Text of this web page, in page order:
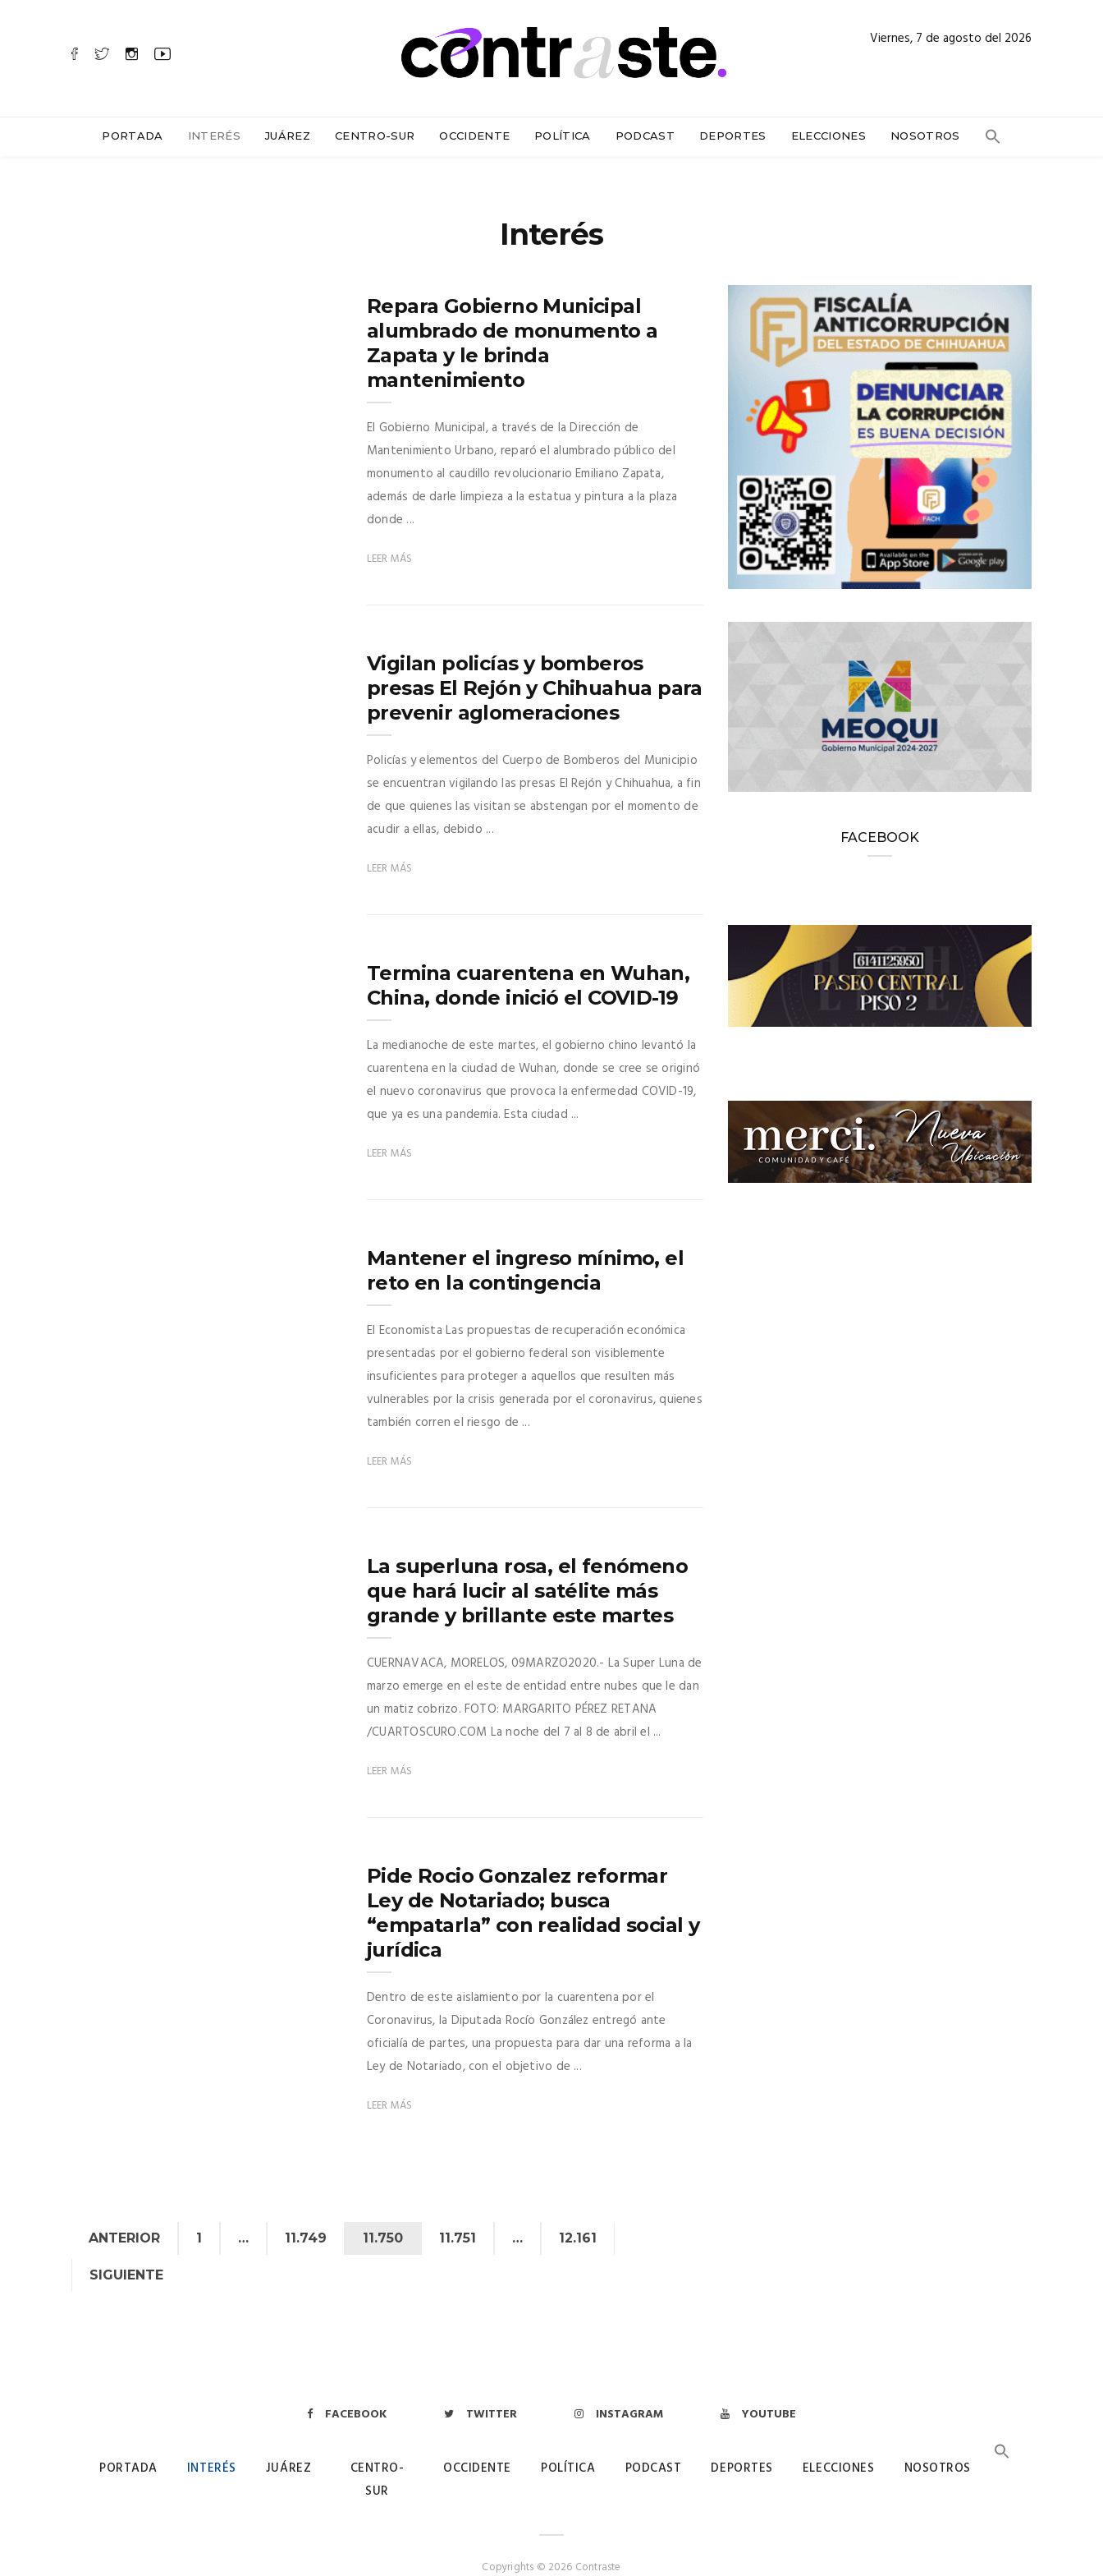
Viernes, 7 de agosto del 2026
PORTADA INTERÉS JUÁREZ CENTRO-SUR OCCIDENTE POLÍTICA PODCAST DEPORTES ELECCIONES NOSOTROS
Interés
Repara Gobierno Municipal
alumbrado de monumento a
Zapata y le brinda
mantenimiento
El Gobierno Municipal, a través de la Dirección de
Mantenimiento Urbano, reparó el alumbrado público del
monumento al caudillo revolucionario Emiliano Zapata,
además de darle limpieza a la estatua y pintura a la plaza
donde ...
LEER MÁS
Vigilan policías y bomberos
presas El Rejón y Chihuahua para
prevenir aglomeraciones
Policías y elementos del Cuerpo de Bomberos del Municipio
se encuentran vigilando las presas El Rejón y Chihuahua, a fin
de que quienes las visitan se abstengan por el momento de
acudir a ellas, debido ...
LEER MÁS
Termina cuarentena en Wuhan,
China, donde inició el COVID-19
La medianoche de este martes, el gobierno chino levantó la
cuarentena en la ciudad de Wuhan, donde se cree se originó
el nuevo coronavirus que provoca la enfermedad COVID-19,
que ya es una pandemia. Esta ciudad ...
LEER MÁS
Mantener el ingreso mínimo, el
reto en la contingencia
El Economista Las propuestas de recuperación económica
presentadas por el gobierno federal son visiblemente
insuficientes para proteger a aquellos que resulten más
vulnerables por la crisis generada por el coronavirus, quienes
también corren el riesgo de ...
LEER MÁS
La superluna rosa, el fenómeno
que hará lucir al satélite más
grande y brillante este martes
CUERNAVACA, MORELOS, 09MARZO2020.- La Super Luna de
marzo emerge en el este de entidad entre nubes que le dan
un matiz cobrizo. FOTO: MARGARITO PÉREZ RETANA
/CUARTOSCURO.COM La noche del 7 al 8 de abril el ...
LEER MÁS
Pide Rocio Gonzalez reformar
Ley de Notariado; busca
“empatarla” con realidad social y
jurídica
Dentro de este aislamiento por la cuarentena por el
Coronavirus, la Diputada Rocío González entregó ante
oficialía de partes, una propuesta para dar una reforma a la
Ley de Notariado, con el objetivo de ...
LEER MÁS
ANTERIOR 1 … 11.749 11.750 11.751 … 12.161
SIGUIENTE
FACEBOOK
FACEBOOK TWITTER INSTAGRAM YOUTUBE
PORTADA INTERÉS JUÁREZ
CENTRO-
SUR
OCCIDENTE POLÍTICA PODCAST DEPORTES ELECCIONES NOSOTROS
Copyrights © 2026 Contraste